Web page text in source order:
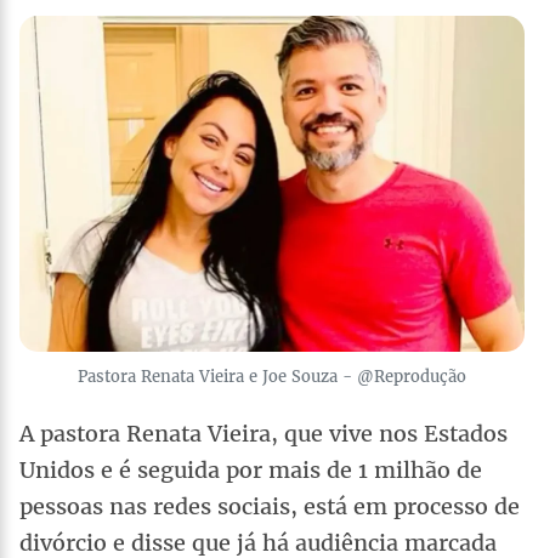
Pastora Renata Vieira e Joe Souza - @Reprodução
A pastora Renata Vieira, que vive nos Estados
Unidos e é seguida por mais de 1 milhão de
pessoas nas redes sociais, está em processo de
divórcio e disse que já há audiência marcada